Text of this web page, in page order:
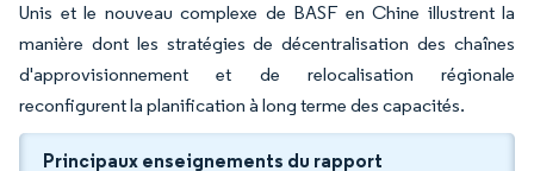
Unis et le nouveau complexe de BASF en Chine illustrent la
manière dont les stratégies de décentralisation des chaînes
d'approvisionnement et de relocalisation régionale
reconfigurent la planification à long terme des capacités.
Principaux enseignements du rapport